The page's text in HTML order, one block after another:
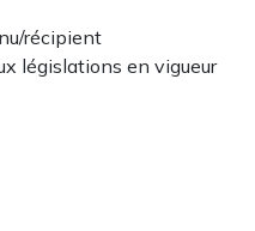
récipient
législations en vigueur